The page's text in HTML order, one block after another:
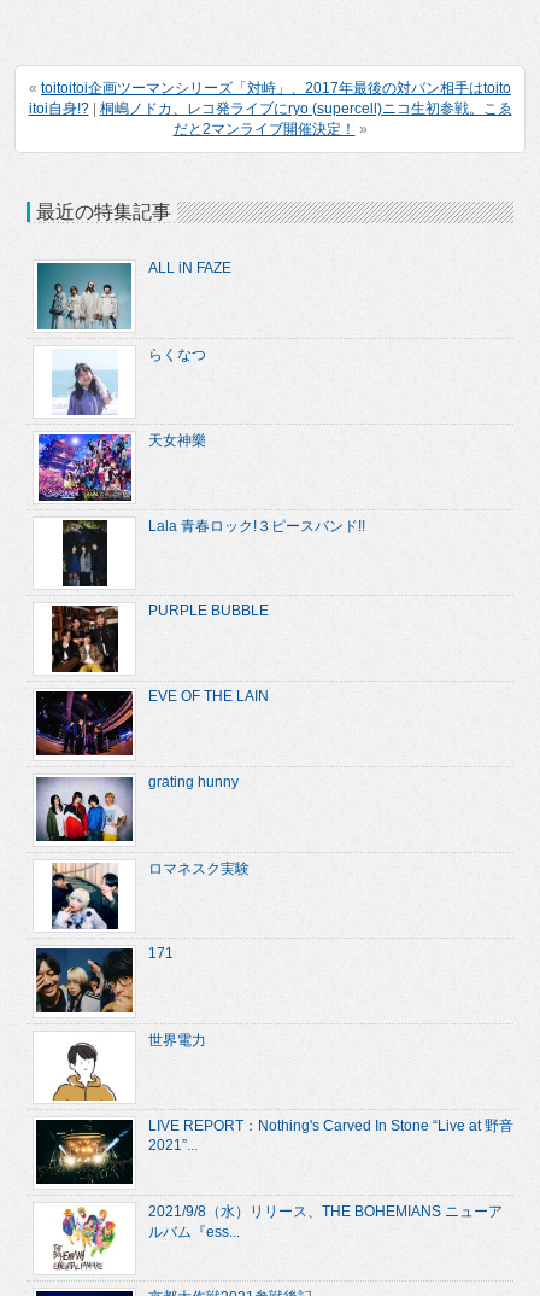
« toitoitoi企画ツーマンシリーズ「対峙」、2017年最後の対バン相手はtoito
itoi自身!?| 桐嶋ノドカ、レコ発ライブにryo (supercell)ニコ生初参戦。こゑ
だと2マンライブ開催決定！ »
最近の特集記事
ALL iN FAZE
らくなつ
天女神樂
Lala 青春ロック!３ピースバンド!!
PURPLE BUBBLE
EVE OF THE LAIN
grating hunny
ロマネスク実験
171
世界電力
LIVE REPORT：Nothing's Carved In Stone “Live at 野音
2021”...
2021/9/8（水）リリース、THE BOHEMIANS ニューア
ルバム『ess...